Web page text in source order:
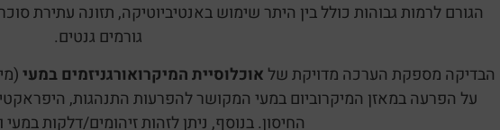
הגורם לרמות גבוהות כולל בין היתר שימוש באנטיביוטיקה, תזונה עתירת
גורמים גנטים.
הבדיקה מספקת הערכה מדויקת של אוכלוסיית המיקרואורגניזמים במעי
על הפרעה במאזן המיקרוביום במעי המקושר להפרעות התנהגות,
החיסון. בנוסף, ניתן לזהות זיהומים/דלקות